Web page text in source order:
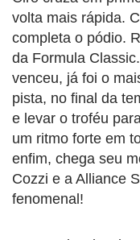
volta mais rápida.
completa o pódio.
da Formula
venceu, já foi o
pista, no final da
e levar o troféu
um ritmo forte em
enfim, chega seu
Cozzi e a Alliance
fenomenal!